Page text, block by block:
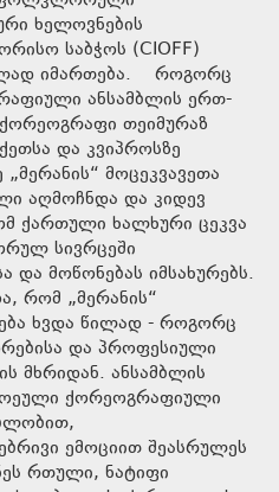
ხელოვნების
საბჭოს (CIOFF)
იმართება. როგორც
ანსამბლის ერთ-
თეიმურაზ
და კვიპროსზე
მოცეკვავეთა
აღმოჩნდა და კიდევ
ქართული ხალხური ცეკვა
სივრცეში
და მოწონებას იმსახურებს.
რომ „მერანის“
ხვდა წილად - როგორც
და პროფესიული
მხრიდან. ანსამბლის
ქორეოგრაფიული
ემოციით შეასრულეს
რთული, ნატიფი